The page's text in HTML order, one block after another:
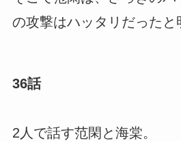
の攻撃はハッタリだったと
36話
2人で話す范閑と海棠。